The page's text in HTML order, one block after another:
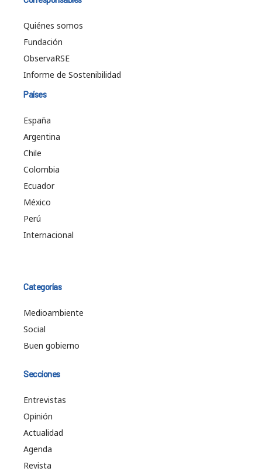
Quiénes somos
Fundación
ObservaRSE
Informe de Sostenibilidad
Países
España
Argentina
Chile
Colombia
Ecuador
México
Perú
Internacional
Categorías
Medioambiente
Social
Buen gobierno
Secciones
Entrevistas
Opinión
Actualidad
Agenda
Revista